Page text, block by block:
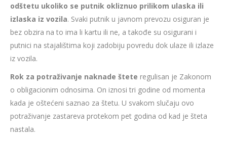
odštetu ukoliko se putnik okliznuo prilikom ulaska ili
izlaska iz vozila. Svaki putnik u javnom prevozu osiguran je
bez obzira na to ima li kartu ili ne, a takođe su osigurani i
putnici na stajalištima koji zadobiju povredu dok ulaze ili izlaze
iz vozila.
Rok za potraživanje naknade štete regulisan je Zakonom
o obligacionim odnosima. On iznosi tri godine od momenta
kada je oštećeni saznao za štetu. U svakom slučaju ovo
potraživanje zastareva protekom pet godina od kad je šteta
nastala.